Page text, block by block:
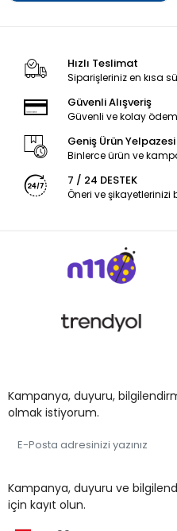
Hızlı Teslimat
Siparişleriniz en kısa
Güvenli Alışveriş
Güvenli ve kolay
Geniş Ürün Yelpazesi
Binlerce ürün ve
7 / 24 DESTEK
Öneri ve şikayetlerinizi
Kampanya, duyuru,
olmak istiyorum.
Kampanya, duyuru ve
için kayıt olun.